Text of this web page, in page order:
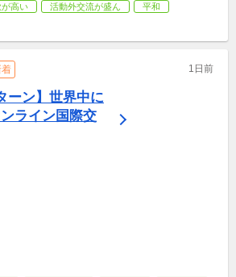
が高い 活動外交流が盛ん
平和
着 1日前
ーン】世界中に
ライン国際交